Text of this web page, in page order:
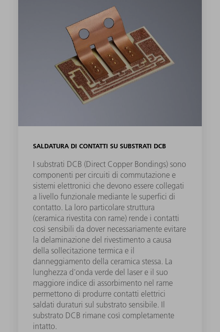
SALDATURA DI CONTATTI SU SUBSTRATI DCB
I substrati DCB (Direct Copper Bondings) sono
componenti per circuiti di commutazione e
sistemi elettronici che devono essere collegati
a livello funzionale mediante le superfici di
contatto. La loro particolare struttura
(ceramica rivestita con rame) rende i contatti
così sensibili da dover necessariamente evitare
la delaminazione del rivestimento a causa
della sollecitazione termica e il
danneggiamento della ceramica stessa. La
lunghezza d'onda verde del laser e il suo
maggiore indice di assorbimento nel rame
permettono di produrre contatti elettrici
saldati duraturi sul substrato sensibile. Il
substrato DCB rimane così completamente
intatto.